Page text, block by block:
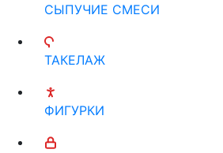
СЫПУЧИЕ СМЕСИ
ТАКЕЛАЖ
ФИГУРКИ